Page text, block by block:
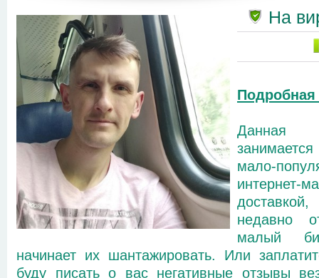
На
Данная
мало-
интернет-
недавно
малый
начинает их шантажировать. Или
буду писать о вас негативные отзывы